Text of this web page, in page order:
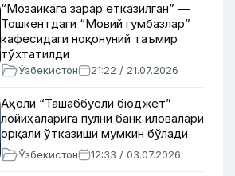
“Мозаикага зарар етказилган” —
Тошкентдаги “Мовий гумбазлар”
кафесидаги ноқонуний таъмир
тўхтатилди
Ўзбекистон 21:22 / 21.07.2026
Аҳоли “Ташаббусли бюджет”
лойиҳаларига пулни банк иловалари
орқали ўтказиши мумкин бўлади
Ўзбекистон 12:33 / 03.07.2026